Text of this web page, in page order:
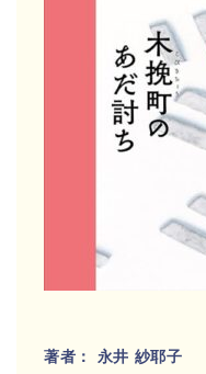
著者： 永井 紗耶子